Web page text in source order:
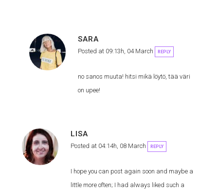
SARA
Posted at 09:13h, 04 March REPLY
no sanos muuta! hitsi mikä löytö, tää väri
on upee!
LISA
Posted at 04:14h, 08 March REPLY
I hope you can post again soon and maybe a
little more often; I had always liked such a